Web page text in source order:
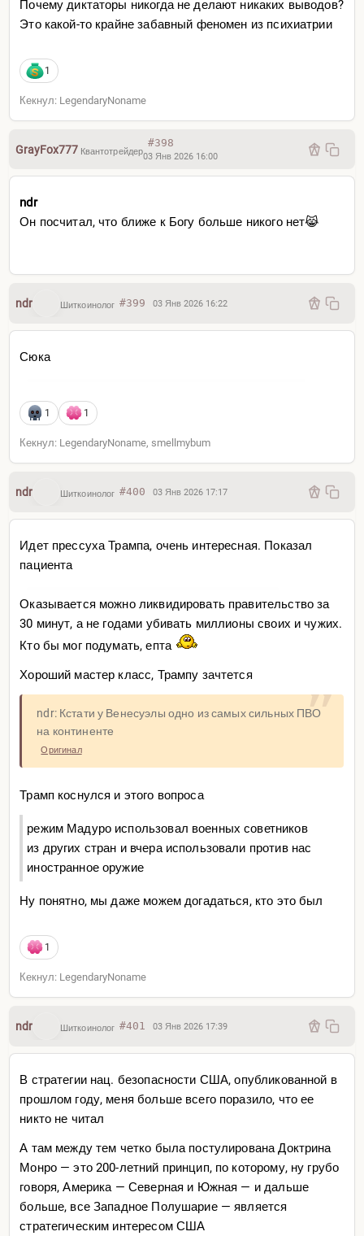
Почему диктаторы никогда не делают никаких выводов?
Это какой-то крайне забавный феномен из психиатрии
1
Кекнул: LegendaryNoname
GrayFox777 Квантотрейдер
#398
03 Янв 2026 16:00
ndr
Он посчитал, что ближе к Богу больше никого нет😹
ndr Шиткоинолог #399 03 Янв 2026 16:22
Сюка
1 1
Кекнул: LegendaryNoname, smellmybum
ndr Шиткоинолог #400 03 Янв 2026 17:17
Идет прессуха Трампа, очень интересная. Показал
пациента
Оказывается можно ликвидировать правительство за
30 минут, а не годами убивать миллионы своих и чужих.
Кто бы мог подумать, епта
Хороший мастер класс, Трампу зачтется
ndr: Кстати у Венесуэлы одно из самых сильных ПВО
на континенте
Оригинал
Трамп коснулся и этого вопроса
режим Мадуро использовал военных советников
из других стран и вчера использовали против нас
иностранное оружие
Ну понятно, мы даже можем догадаться, кто это был
1
Кекнул: LegendaryNoname
ndr Шиткоинолог #401 03 Янв 2026 17:39
В стратегии нац. безопасности США, опубликованной в
прошлом году, меня больше всего поразило, что ее
никто не читал
А там между тем четко была постулирована Доктрина
Монро — это 200-летний принцип, по которому, ну грубо
говоря, Америка — Северная и Южная — и дальше
больше, все Западное Полушарие — является
стратегическим интересом США